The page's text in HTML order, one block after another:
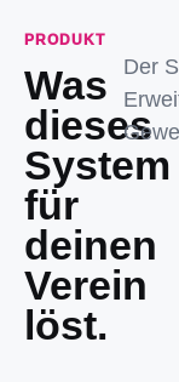
PRODUKT
Was
dieses
System
für
deinen
Verein
löst.
Der